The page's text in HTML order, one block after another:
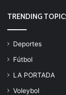
TRENDING
Deportes
Fútbol
LA PORTADA
Voleybol